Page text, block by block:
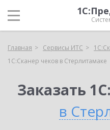
Главная Сервисы ИТС
1С:Сканер чеков в Стерлитамаке
Заказать
в